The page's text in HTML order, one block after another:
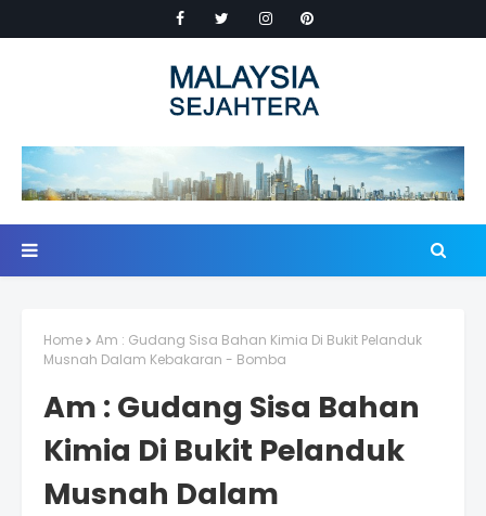
Home
Am : Gudang Sisa Bahan Kimia Di Bukit Pelanduk
Musnah Dalam Kebakaran - Bomba
Am : Gudang Sisa Bahan
Kimia Di Bukit Pelanduk
Musnah Dalam